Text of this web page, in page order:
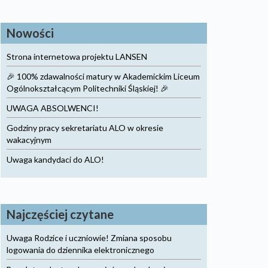
Nowości
Strona internetowa projektu LANSEN
🎉 100% zdawalności matury w Akademickim Liceum
Ogólnokształcącym Politechniki Śląskiej! 🎉
UWAGA ABSOLWENCI!
Godziny pracy sekretariatu ALO w okresie
wakacyjnym
Uwaga kandydaci do ALO!
Najczęściej czytane
Uwaga Rodzice i uczniowie! Zmiana sposobu
logowania do dziennika elektronicznego